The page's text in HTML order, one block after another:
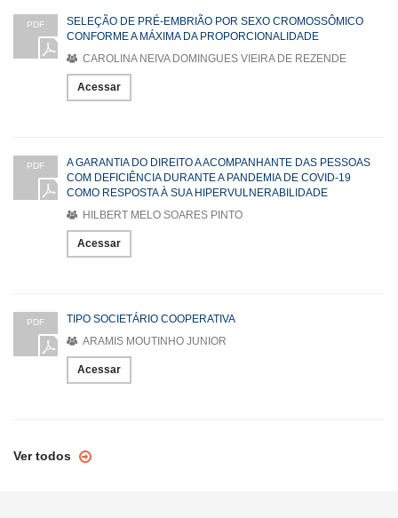
PDF
SELEÇÃO DE PRÉ-EMBRIÃO POR SEXO CROMOSSÔMICO
CONFORME A MÁXIMA DA PROPORCIONALIDADE
CAROLINA NEIVA DOMINGUES VIEIRA DE REZENDE
Acessar
PDF
A GARANTIA DO DIREITO A ACOMPANHANTE DAS PESSOAS
COM DEFICIÊNCIA DURANTE A PANDEMIA DE COVID-19
COMO RESPOSTA À SUA HIPERVULNERABILIDADE
HILBERT MELO SOARES PINTO
Acessar
PDF
TIPO SOCIETÁRIO COOPERATIVA
ARAMIS MOUTINHO JUNIOR
Acessar
Ver todos